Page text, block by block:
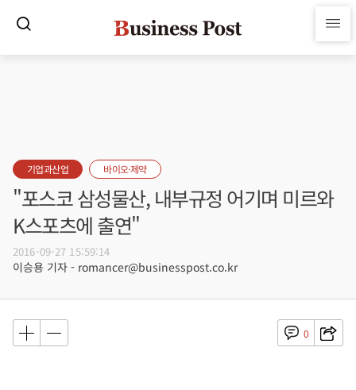
기업과산업 바이오·제약
"포스코 삼성물산, 내부규정 어기며 미르와
K스포츠에 출연"
2016-09-27 15:59:14
이승용 기자 - romancer@businesspost.co.kr
0